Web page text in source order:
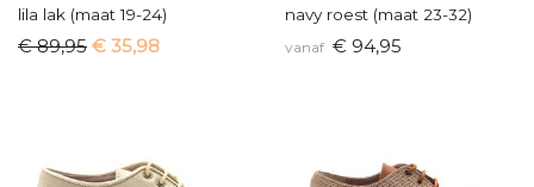
lila lak (maat 19-24)
€ 89,95 € 35,98
navy roest (maat 23-32)
vanaf € 94,95